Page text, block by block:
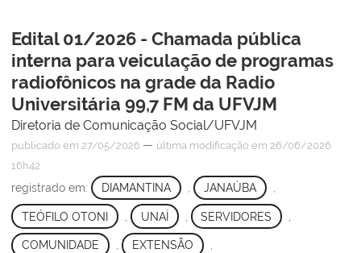
Edital 01/2026 - Chamada pública
interna para veiculação de programas
radiofônicos na grade da Radio
Universitária 99,7 FM da UFVJM
Diretoria de Comunicação Social/UFVJM
publicado em 27/05/2026 — última modificação em 26/06/2026
16h42
registrado em: DIAMANTINA JANAÚBA
TEÓFILO OTONI UNAÍ SERVIDORES
COMUNIDADE , EXTENSÃO ,